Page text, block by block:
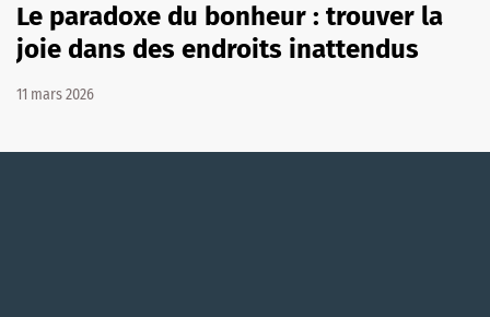
Le paradoxe du bonheur : trouver la
joie dans des endroits inattendus
11 mars 2026